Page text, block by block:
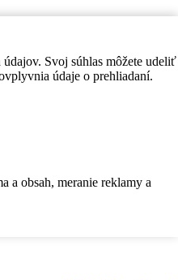
Svoj súhlas môžete udeliť
údaje o prehliadaní.
a obsah, meranie reklamy a